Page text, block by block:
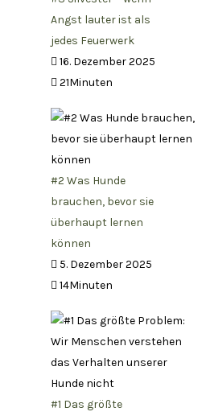
Angst lauter ist als
jedes Feuerwerk
16. Dezember 2025
21Minuten
#2 Was Hunde
brauchen, bevor sie
überhaupt lernen
können
5. Dezember 2025
14Minuten
#1 Das größte